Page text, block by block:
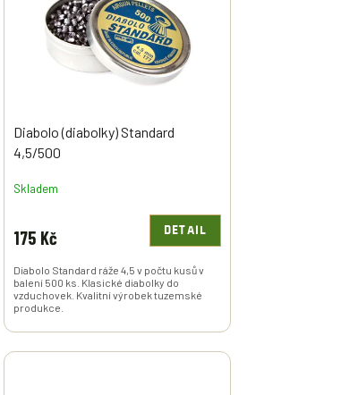
Diabolo (diabolky) Standard
4,5/500
Skladem
175 Kč DETAIL
Diabolo Standard ráže 4,5 v počtu kusů v
balení 500 ks. Klasické diabolky do
vzduchovek. Kvalitní výrobek tuzemské
produkce.